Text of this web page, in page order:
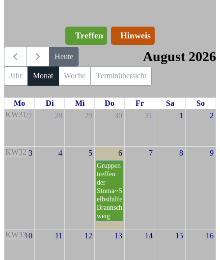
Treffen Hinweis
Heute August 2026
Jahr Monat Woche Terminübersicht
Mo Di Mi Do Fr Sa
So
KW3127 28 29 30 31 1 2
KW32 3 4 5 6
Gruppen
treffen
der
Stoma~S
elbsthilfe
Braunsch
weig
7 8 9
KW3310 11 12 13 14 15 16